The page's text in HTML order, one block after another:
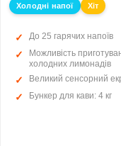
Холодні напої Хіт
До 25 гарячих напоїв
Можливість
холодних лимонадів
Великий сенсорний
Бункер для кави: 4 кг